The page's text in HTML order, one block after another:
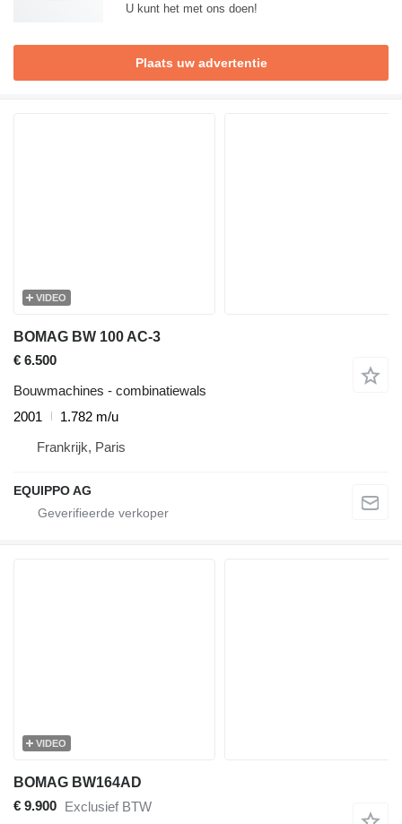
U kunt het met ons doen!
Plaats uw advertentie
VIDEO
BOMAG BW 100 AC-3
€ 6.500
Bouwmachines - combinatiewals
2001
1.782 m/u
Frankrijk, Paris
EQUIPPO AG
VIDEO
BOMAG BW164AD
€ 9.900 Exclusief BTW